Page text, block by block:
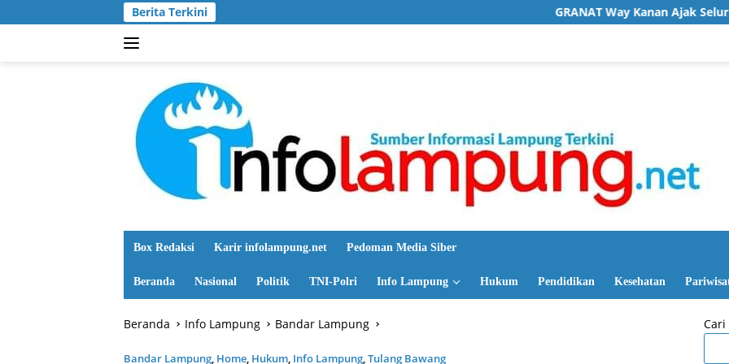
ke
Berita Terkini GRANAT Way Kanan Ajak Seluruh Elemen
Box Redaksi Karir infolampung.net Pedoman Media Siber
Beranda Nasional Politik TNI-Polri Info Lampung Hukum Pendidikan Kesehatan
Beranda Info Lampung Bandar Lampung
Bandar Lampung, Home, Hukum, Info Lampung,Tulang Bawang
Cari